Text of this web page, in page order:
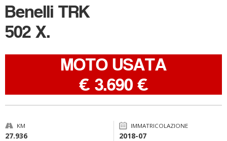
Benelli TRK
502 X.
MOTO USATA
€ 3.690 €
KM
27.936
IMMATRICOLAZIONE
2018-07